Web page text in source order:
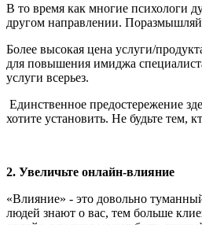
В то время как многие психологи
другом направлении.
Более высокая цена услуги/
для повышения имиджа
услуги всерьез.
Единственное предостережение
хотите установить. Не будьте тем,
2. Увеличьте онлайн-влияние
«Влияние» - это довольно
людей знают о вас, тем больше